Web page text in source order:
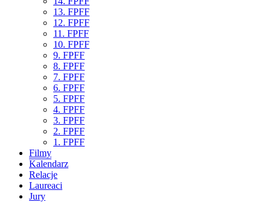
13. FPFF
12. FPFF
11. FPFF
10. FPFF
9. FPFF
8. FPFF
7. FPFF
6. FPFF
5. FPFF
4. FPFF
3. FPFF
2. FPFF
1. FPFF
Filmy
Kalendarz
Relacje
Laureaci
Jury